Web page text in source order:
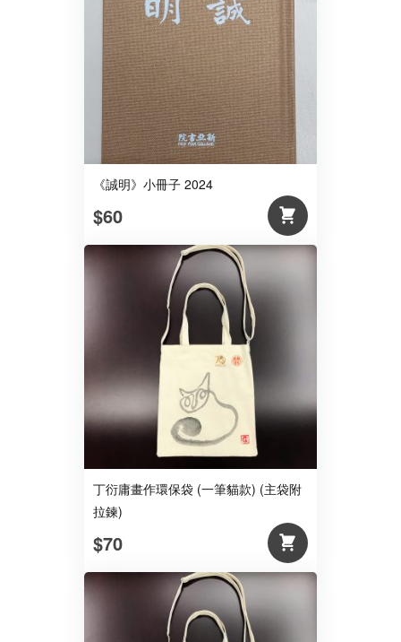
《誠明》小冊子 2024
$60
丁衍庸畫作環保袋 (一筆貓款) (主袋附
拉鍊)
$70